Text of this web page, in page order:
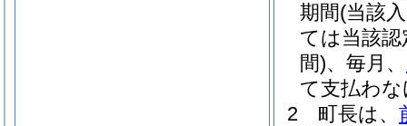
期間(当該
ては当該
間)、毎月、
て支払わ
2
町長は、